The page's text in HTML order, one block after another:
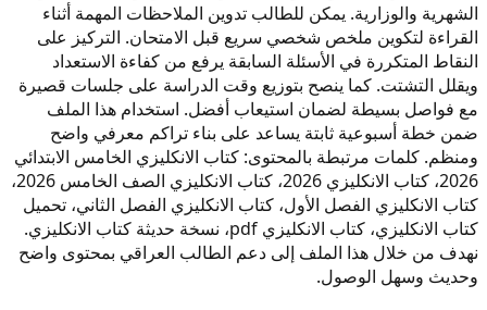
الشهرية والوزارية. يمكن للطالب تدوين الملاحظات المهمة أثناء
القراءة لتكوين ملخص شخصي سريع قبل الامتحان. التركيز على
النقاط المتكررة في الأسئلة السابقة يرفع من كفاءة الاستعداد
ويقلل التشتت. كما ينصح بتوزيع وقت الدراسة على جلسات قصيرة
مع فواصل بسيطة لضمان استيعاب أفضل. استخدام هذا الملف
ضمن خطة أسبوعية ثابتة يساعد على بناء تراكم معرفي واضح
ومنظم. كلمات مرتبطة بالمحتوى: كتاب الانكليزي الخامس الابتدائي
2026، كتاب الانكليزي 2026، كتاب الانكليزي الصف الخامس 2026،
كتاب الانكليزي الفصل الأول، كتاب الانكليزي الفصل الثاني، تحميل
كتاب الانكليزي، كتاب الانكليزي pdf، نسخة حديثة كتاب الانكليزي.
نهدف من خلال هذا الملف إلى دعم الطالب العراقي بمحتوى واضح
وحديث وسهل الوصول.